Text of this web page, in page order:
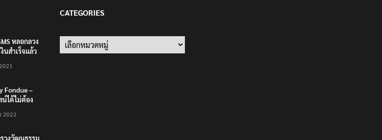
หลอกลวง
นสำเร็จแล้ว
ท”
Fondue –
น์ได้ไม่ต้อง
แค่ในกรุง
2022
วงวัฒนธรรม
CATEGORIES
Categories